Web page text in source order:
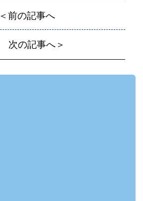
＜前の記事へ
次の記事へ＞